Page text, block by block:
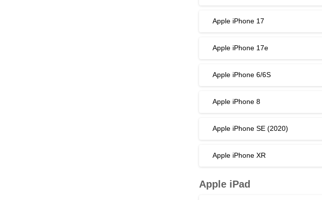
Apple iPhone 17
Apple iPhone 17e
Apple iPhone 6/6S
Apple iPhone 8
Apple iPhone SE (2020)
Apple iPhone XR
Apple iPad